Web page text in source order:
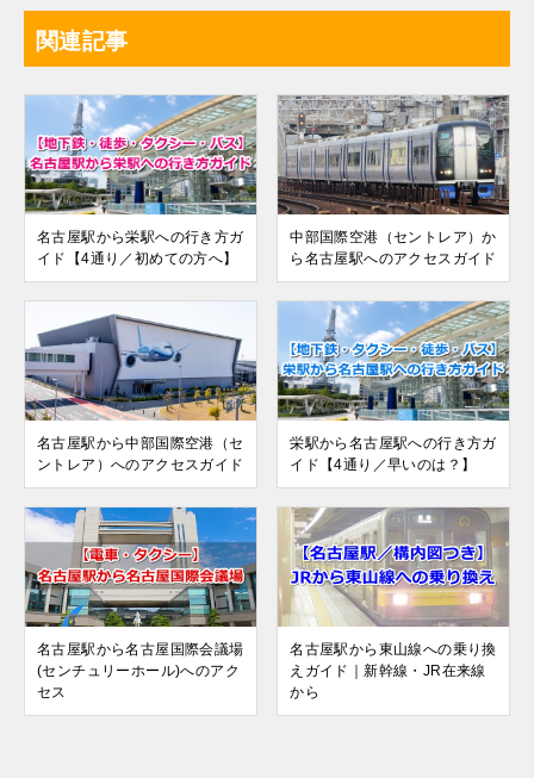
関連記事
名古屋駅から栄駅への行き方ガ
イド【4通り／初めての方へ】
中部国際空港（セントレア）か
ら名古屋駅へのアクセスガイド
名古屋駅から中部国際空港（セ
ントレア）へのアクセスガイド
栄駅から名古屋駅への行き方ガ
イド【4通り／早いのは？】
名古屋駅から名古屋国際会議場
(センチュリーホール)へのアク
セス
名古屋駅から東山線への乗り換
えガイド｜新幹線・JR在来線
から